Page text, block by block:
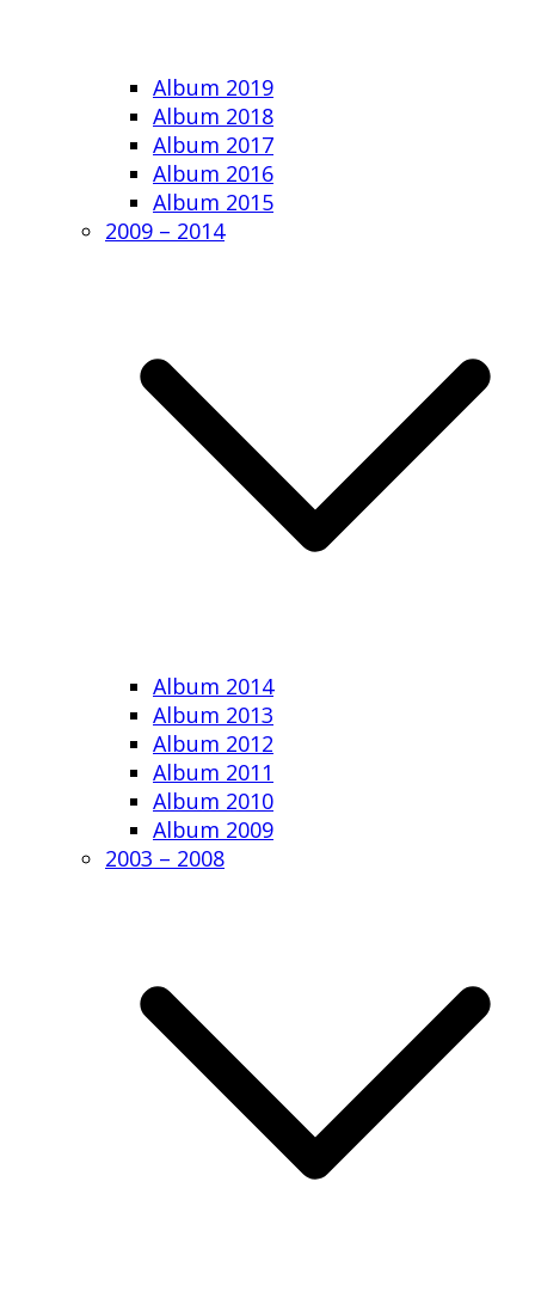
Album 2019
Album 2018
Album 2017
Album 2016
Album 2015
2009 – 2014
Album 2014
Album 2013
Album 2012
Album 2011
Album 2010
Album 2009
2003 – 2008